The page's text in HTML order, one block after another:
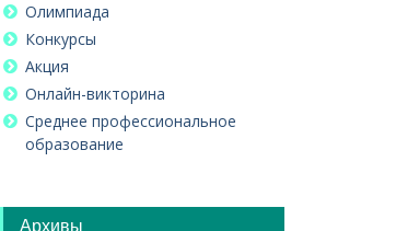
Олимпиада
Конкурсы
Акция
Онлайн-викторина
Среднее профессиональное
образование
Архивы